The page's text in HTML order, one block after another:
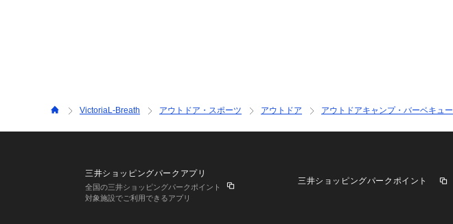
VictoriaL-Breath アウトドア・スポーツ アウトドア アウトドアキャンプ・バーベキュー
三井ショッピングパークアプリ
全国の三井ショッピングパークポイント
対象施設でご利用できるアプリ
三井ショッピングパークポイント